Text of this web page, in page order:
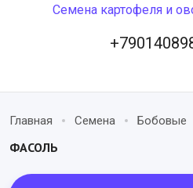
Семена картофеля и
Главная Семена Бобовые
ФАСОЛЬ